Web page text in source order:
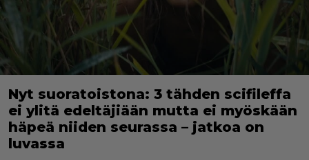
Nyt suoratoistona: 3 tähden scifileffa
ei ylitä edeltäjiään mutta ei myöskään
häpeä niiden seurassa – jatkoa on
luvassa